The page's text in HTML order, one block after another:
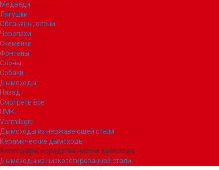
Медведи
Лягушки
Обезьяны, олени
Черепахи
Скамейки
Фонтаны
Слоны
Собаки
Дымоходы
Назад
Смотреть все
UMK
Vermilogic
Дымоходы из нержавеющей стали
Керамические дымоходы
Аксессуары и средства чистки дымохода
Дымоходы из низколегированной стали